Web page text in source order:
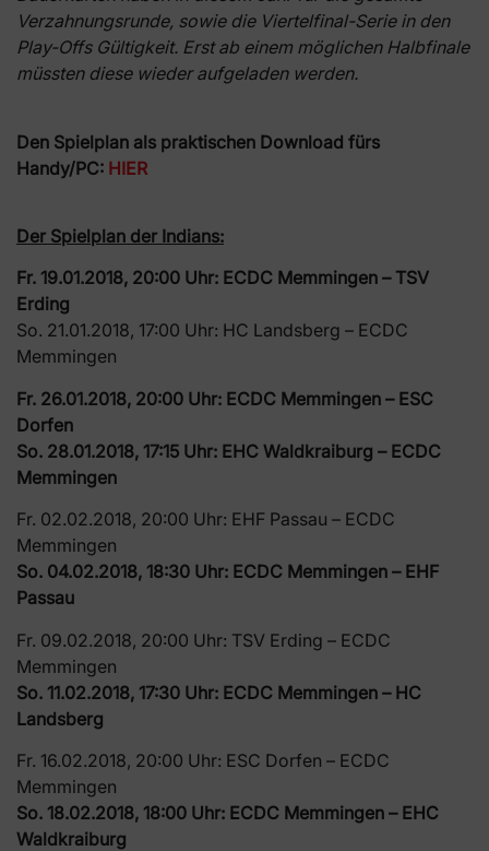
Verzahnungsrunde, sowie die Viertelfinal-Serie in den
Play-Offs Gültigkeit. Erst ab einem möglichen Halbfinale
müssten diese wieder aufgeladen werden.
Den Spielplan als praktischen Download fürs
Handy/PC: HIER
Der Spielplan der Indians:
Fr. 19.01.2018, 20:00 Uhr: ECDC Memmingen – TSV
Erding
So. 21.01.2018, 17:00 Uhr: HC Landsberg – ECDC
Memmingen
Fr. 26.01.2018, 20:00 Uhr: ECDC Memmingen – ESC
Dorfen
So. 28.01.2018, 17:15 Uhr: EHC Waldkraiburg – ECDC
Memmingen
Fr. 02.02.2018, 20:00 Uhr: EHF Passau – ECDC
Memmingen
So. 04.02.2018, 18:30 Uhr: ECDC Memmingen – EHF
Passau
Fr. 09.02.2018, 20:00 Uhr: TSV Erding – ECDC
Memmingen
So. 11.02.2018, 17:30 Uhr: ECDC Memmingen – HC
Landsberg
Fr. 16.02.2018, 20:00 Uhr: ESC Dorfen – ECDC
Memmingen
So. 18.02.2018, 18:00 Uhr: ECDC Memmingen – EHC
Waldkraiburg